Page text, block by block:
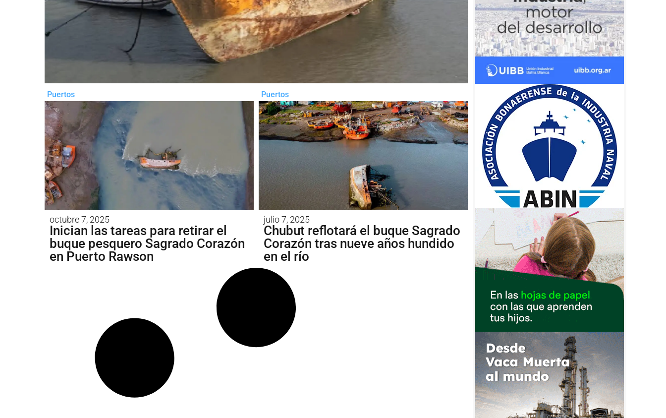
Puertos
octubre 7, 2025
Inician las tareas para retirar el
buque pesquero Sagrado Corazón
en Puerto Rawson
Puertos
julio 7, 2025
Chubut reflotará el buque Sagrado
Corazón tras nueve años hundido
en el río